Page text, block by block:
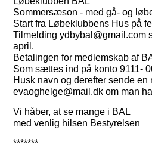
Sommersæson - med gå- og
Start fra Løbeklubbens Hus på
Tilmelding ydbybal@gmail.com
april.
Betalingen for medlemskab af
Som sættes ind på konto 9111-
Husk navn og derefter sende en
evaoghelge@mail.dk om man
Vi håber, at se mange i BAL
med venlig hilsen Bestyrelsen
*******